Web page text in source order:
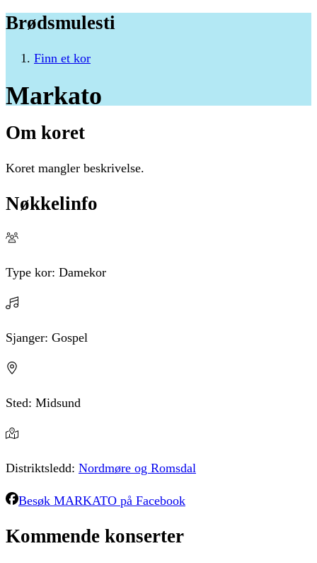
Brødsmulesti
Finn et kor
Markato
Om koret
Koret mangler beskrivelse.
Nøkkelinfo
Type kor: Damekor
Sjanger: Gospel
Sted: Midsund
Distriktsledd: Nordmøre og Romsdal
Besøk MARKATO på Facebook
Kommende konserter